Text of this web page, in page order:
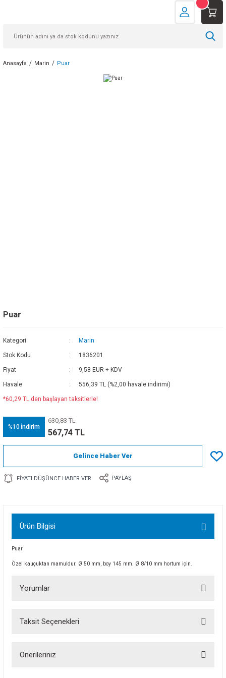
Anasayfa Marin Puar
Puar
Kategori Marin
Stok Kodu 1836201
Fiyat 9,58 EUR + KDV
Havale 556,39 TL (%2,00 havale indirimi)
*60,29 TL den başlayan taksitlerle!
%10 İndirim
630,83 TL
567,74 TL
Gelince Haber Ver
FIYATI DÜŞÜNCE HABER VER PAYLAŞ
Ürün Bilgisi
Puar
Özel kauçuktan mamuldur. Ø 50 mm, boy 145 mm. Ø 8/10 mm hortum için.
Yorumlar
Taksit Seçenekleri
Önerileriniz